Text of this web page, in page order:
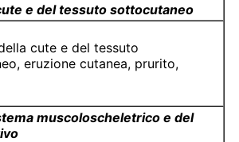
e del tessuto sottocutaneo
cute e del tessuto
eruzione cutanea, prurito,
muscoloscheletrico e del